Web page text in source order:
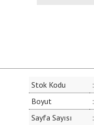
Stok Kodu :
Boyut
:
Sayfa Sayısı
: